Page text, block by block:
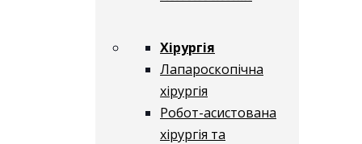
Хірургія
Лапароскопічна
хірургія
Робот-асистована
хірургія та